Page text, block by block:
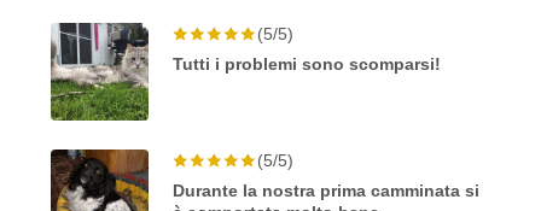
(5/5)
Tutti i problemi sono scomparsi!
(5/5)
Durante la nostra prima camminata si